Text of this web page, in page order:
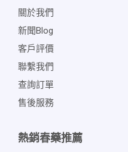
關於我們
新聞blog
客戶評價
聯繫我們
查詢訂單
售後服務
熱銷春藥推薦